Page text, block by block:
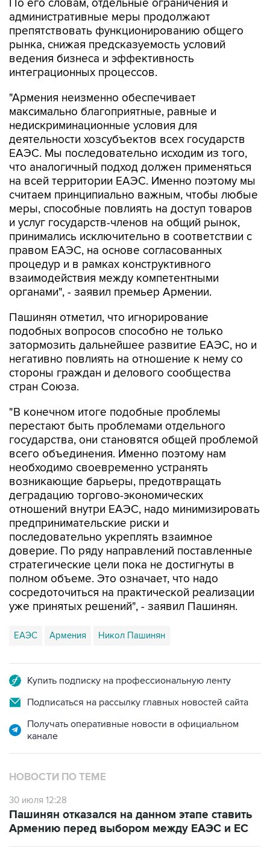
По его словам, отдельные ограничения и
административные меры продолжают
препятствовать функционированию общего
рынка, снижая предсказуемость условий
ведения бизнеса и эффективность
интеграционных процессов.
"Армения неизменно обеспечивает
максимально благоприятные, равные и
недискриминационные условия для
деятельности хозсубъектов всех государств
ЕАЭС. Мы последовательно исходим из того,
что аналогичный подход должен применяться
на всей территории ЕАЭС. Именно поэтому мы
считаем принципиально важным, чтобы любые
меры, способные повлиять на доступ товаров
и услуг государств-членов на общий рынок,
принимались исключительно в соответствии с
правом ЕАЭС, на основе согласованных
процедур и в рамках конструктивного
взаимодействия между компетентными
органами", - заявил премьер Армении.
Пашинян отметил, что игнорирование
подобных вопросов способно не только
затормозить дальнейшее развитие ЕАЭС, но и
негативно повлиять на отношение к нему со
стороны граждан и делового сообщества
стран Союза.
"В конечном итоге подобные проблемы
перестают быть проблемами отдельного
государства, они становятся общей проблемой
всего объединения. Именно поэтому нам
необходимо своевременно устранять
возникающие барьеры, предотвращать
деградацию торгово-экономических
отношений внутри ЕАЭС, надо минимизировать
предпринимательские риски и
последовательно укреплять взаимное
доверие. По ряду направлений поставленные
стратегические цели пока не достигнуты в
полном объеме. Это означает, что надо
сосредоточиться на практической реализации
уже принятых решений", - заявил Пашинян.
ЕАЭС Армения Никол Пашинян
Купить подписку на профессиональную ленту
Подписаться на рассылку главных новостей сайта
Получать оперативные новости в официальном
канале
НОВОСТИ ПО ТЕМЕ
30 июля 12:28
Пашинян отказался на данном этапе ставить
Армению перед выбором между ЕАЭС и ЕС